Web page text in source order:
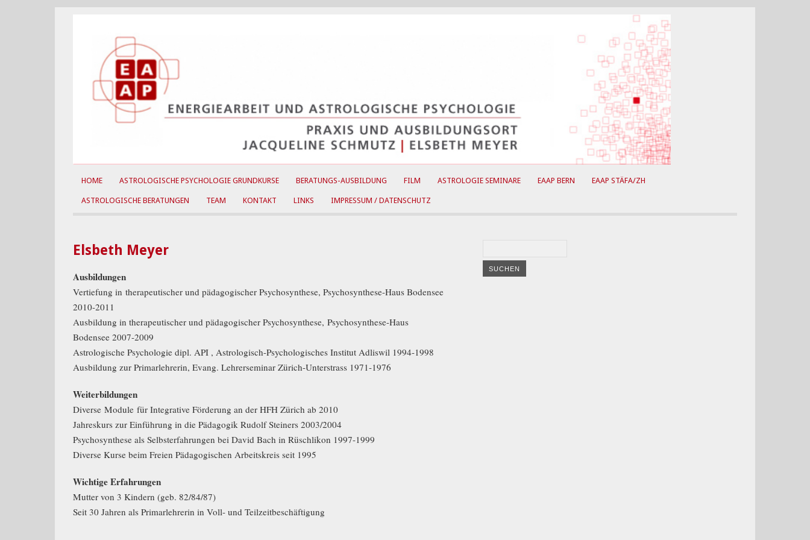
HOME ASTROLOGISCHE PSYCHOLOGIE GRUNDKURSE BERATUNGS-AUSBILDUNG FILM ASTROLOGIE SEMINARE EAAP BERN EAAP STÄFA/ZH
ASTROLOGISCHE BERATUNGEN TEAM KONTAKT LINKS IMPRESSUM / DATENSCHUTZ
Elsbeth Meyer
Ausbildungen
Vertiefung in therapeutischer und pädagogischer Psychosynthese, Psychosynthese-Haus Bodensee
2010-2011
Ausbildung in therapeutischer und pädagogischer Psychosynthese, Psychosynthese-Haus
Bodensee 2007-2009
Astrologische Psychologie dipl. API , Astrologisch-Psychologisches Institut Adliswil 1994-1998
Ausbildung zur Primarlehrerin, Evang. Lehrerseminar Zürich-Unterstrass 1971-1976
Weiterbildungen
Diverse Module für Integrative Förderung an der HFH Zürich ab 2010
Jahreskurs zur Einführung in die Pädagogik Rudolf Steiners 2003/2004
Psychosynthese als Selbsterfahrungen bei David Bach in Rüschlikon 1997-1999
Diverse Kurse beim Freien Pädagogischen Arbeitskreis seit 1995
Wichtige Erfahrungen
Mutter von 3 Kindern (geb. 82/84/87)
Seit 30 Jahren als Primarlehrerin in Voll- und Teilzeitbeschäftigung